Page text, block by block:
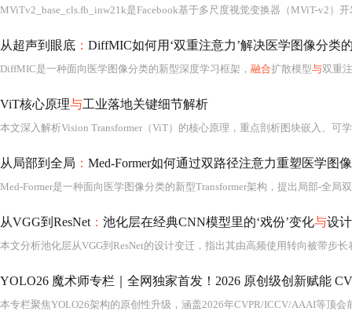
MViTv2_base_cls.fb_inw21k是Facebook基于多尺度视觉变换器（MViT-v2）
从超声到眼底 ： DiffMIC如何用‘双重注意力’解决医学图像分类
DiffMIC是一种面向医学图像分类的新型深度学习框架， 融合扩散模型与双重注意
ViT核心原理与工业落地关键细节解析
从局部到全局 ： Med-Former如何通过双路径注意力重塑医学图
Med-Former是一种面向医学图像分类的新型Transformer架构，提出局部-全局
从VGG到ResNet ： 池化层在经典CNN模型里的‘戏份’变化与设
YOLO26 魔术师专栏｜全网独家首发！2026 原创级创新赋能